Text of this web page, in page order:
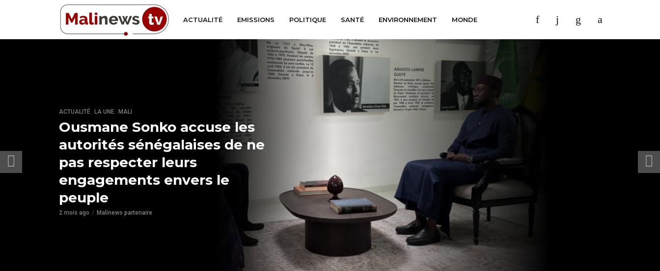
ACTUALITÉ EMISSIONS POLITIQUE SANTÉ ENVIRONNEMENT MONDE
ACTUALITÉ LA UNE MALI
Ousmane Sonko accuse les
autorités sénégalaises de ne
pas respecter leurs
engagements envers le
peuple
2 mois ago Malinews partenaire